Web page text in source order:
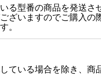
る型番の商品を発送さ
ざいますのでご購入の
。
ている場合を除き、商